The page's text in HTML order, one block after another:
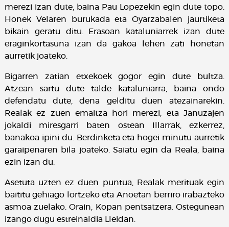
merezi izan dute, baina Pau Lopezekin egin dute topo.
Honek Velaren burukada eta Oyarzabalen jaurtiketa
bikain geratu ditu. Erasoan kataluniarrek izan dute
eraginkortasuna izan da gakoa lehen zati honetan
aurretik joateko.
Bigarren zatian etxekoek gogor egin dute bultza.
Atzean sartu dute talde kataluniarra, baina ondo
defendatu dute, dena gelditu duen atezainarekin.
Realak ez zuen emaitza hori merezi, eta Januzajen
jokaldi miresgarri baten ostean Illarrak, ezkerrez,
banakoa ipini du. Berdinketa eta hogei minutu aurretik
garaipenaren bila joateko. Saiatu egin da Reala, baina
ezin izan du.
Asetuta uzten ez duen puntua, Realak merituak egin
baititu gehiago lortzeko eta Anoetan berriro irabazteko
asmoa zuelako. Orain, Kopan pentsatzera. Ostegunean
izango dugu estreinaldia Lleidan.